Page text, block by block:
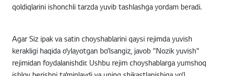
qoldiqlarini ishonchli tarzda yuvib tashlashga yordam beradi.
Agar Siz ipak va satin choyshablarini qaysi rejimda yuvish
kerakligi haqida o’ylayotgan bo’lsangiz, javob "Nozik yuvish"
rejimidan foydalanishdir. Ushbu rejim choyshablarga yumshoq